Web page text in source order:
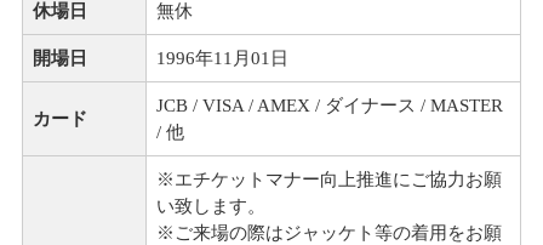
休場日 無休
開場日 1996年11月01日
カード
JCB / VISA / AMEX / ダイナース / MASTER
/ 他
※エチケットマナー向上推進にご協力お願
い致します。
※ご来場の際はジャッケト等の着用をお願